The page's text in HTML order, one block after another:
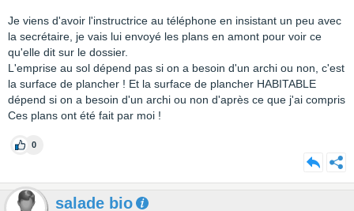
Je viens d'avoir l'instructrice au téléphone en insistant un peu avec
la secrétaire, je vais lui envoyé les plans en amont pour voir ce
qu'elle dit sur le dossier.
L'emprise au sol dépend pas si on a besoin d'un archi ou non, c'est
la surface de plancher ! Et la surface de plancher HABITABLE
dépend si on a besoin d'un archi ou non d'après ce que j'ai compris
Ces plans ont été fait par moi !
0
salade bio